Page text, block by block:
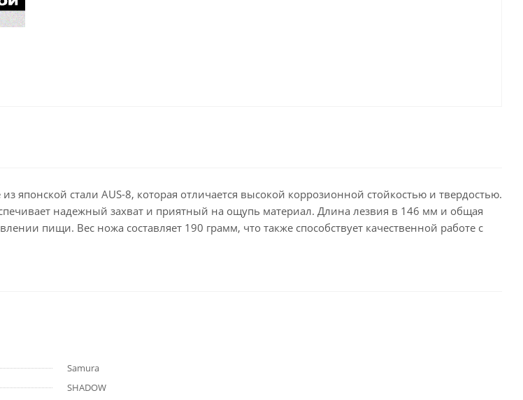
японской стали AUS-8, которая отличается высокой коррозионной стойкостью и твердостью.
надежный захват и приятный на ощупь материал. Длина лезвия в 146 мм и общая
пищи. Вес ножа составляет 190 грамм, что также способствует качественной работе с
Samura
SHADOW